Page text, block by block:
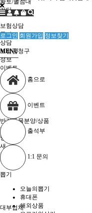
황토/돌침대
기타
보험상담
공지
상담
보험금청구
정보
이벤트
반려동물분양/상품
댕댕이
냥이
새
기타
대부업체
로그인 회원가입 정보찾기
MENU
홈으로
이벤트
출석부
1:1 문의
뽑기
오늘의뽑기
휴대폰
해외상품